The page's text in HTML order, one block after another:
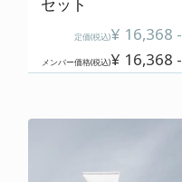
セット
定価(税込)¥ 16,368 -
メンバー価格(税込)¥ 16,368 -